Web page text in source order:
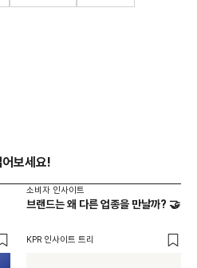
보세요!
소비자 인사이트
브랜드는 왜 다른 업종을 만날까? 🤝
KPR 인사이트 트리